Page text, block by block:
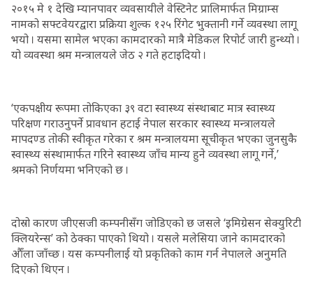
२०१५ मे १ देखि म्यानपावर व्यवसायीले वेस्टिनेट प्रालिमार्फत मिग्राम्स
नामको सफ्टवेयरद्वारा प्रक्रिया शुल्क १२५ रिंगेट भुक्तानी गर्ने व्यवस्था लागू
भयो । यसमा सामेल भएका कामदारको मात्रै मेडिकल रिपोर्ट जारी हुन्थ्यो ।
यो व्यवस्था श्रम मन्त्रालयले जेठ २ गते हटाइदियो ।
‘एकपक्षीय रूपमा तोकिएका ३९ वटा स्वास्थ्य संस्थाबाट मात्र स्वास्थ्य
परिक्षण गराउनुपर्ने प्रावधान हटाई नेपाल सरकार स्वास्थ्य मन्त्रालयले
मापदण्ड तोकी स्वीकृत गरेका र श्रम मन्त्रालयमा सूचीकृत भएका जुनसुकै
स्वास्थ्य संस्थामार्फत गरिने स्वास्थ्य जाँच मान्य हुने व्यवस्था लागू गर्ने,’
श्रमको निर्णयमा भनिएको छ ।
दोस्रो कारण जीएसजी कम्पनीसँग जोडिएको छ जसले ‘इमिग्रेसन सेक्युरिटी
क्लियरेन्स’ को ठेक्का पाएको थियो । यसले मलेसिया जाने कामदारको
औँला जाँच्छ । यस कम्पनीलाई यो प्रकृतिको काम गर्न नेपालले अनुमति
दिएको थिएन ।